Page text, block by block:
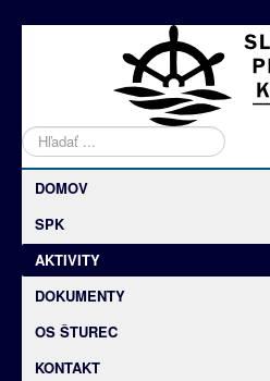
Hľadať
DOMOV
SPK
AKTIVITY
DOKUMENTY
OS ŠTUREC
KONTAKT